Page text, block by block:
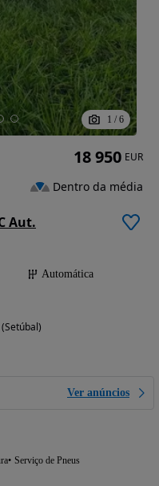
1 / 6
Aut.
Automática
Ver anúncios
Serviço de Pneus
18 950 EUR
Dentro da média